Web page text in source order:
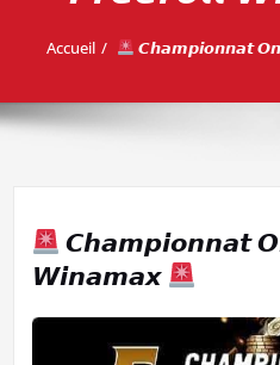
Accueil 𝘾𝙝𝙖𝙢𝙥𝙞𝙤𝙣𝙣𝙖𝙩
𝘾𝙝𝙖𝙢𝙥𝙞𝙤𝙣𝙣𝙖𝙩
𝙒𝙞𝙣𝙖𝙢𝙖𝙭